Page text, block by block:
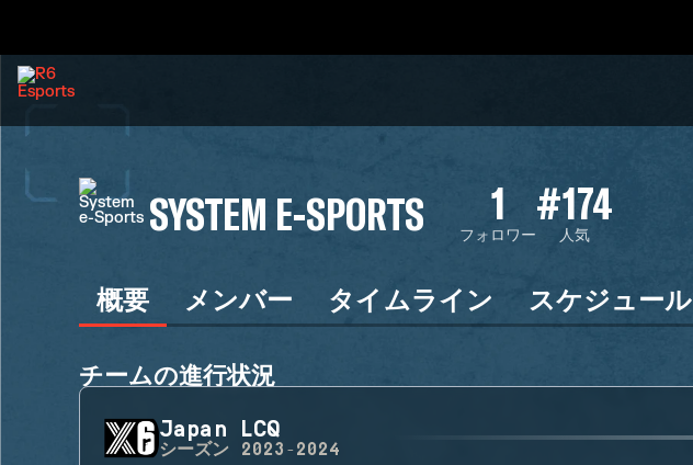
SYSTEM E-SPORTS 1
フォロワー
#174
人気
概要 メンバー タイムライン スケジュール
チームの進行状況
Japan LCQ
シーズン 2023-2024